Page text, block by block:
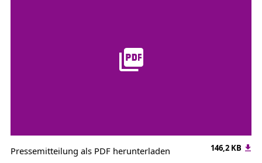
146,2 KB
Pressemitteilung als PDF herunterladen